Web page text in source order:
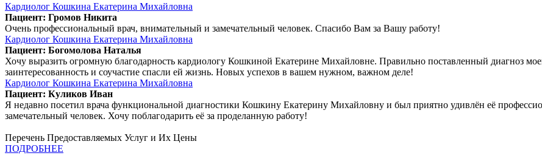
Кардиолог Кошкина Екатерина Михайловна
Пациент: Громов Никита
Очень профессиональный врач, внимательный и замечательный человек. Спасибо Вам за Вашу работу!
Кардиолог Кошкина Екатерина Михайловна
Пациент: Богомолова Наталья
Хочу выразить огромную благодарность кардиологу Кошкиной Екатерине Михайловне. Правильно поставленный диагноз
заинтересованность и соучастие спасли ей жизнь. Новых успехов в вашем нужном, важном деле!
Кардиолог Кошкина Екатерина Михайловна
Пациент: Куликов Иван
Я недавно посетил врача функциональной диагностики Кошкину Екатерину Михайловну и был приятно удивлён её
замечательный человек. Хочу поблагодарить её за проделанную работу!
Перечень Предоставляемых Услуг и Их Цены
ПОДРОБНЕЕ